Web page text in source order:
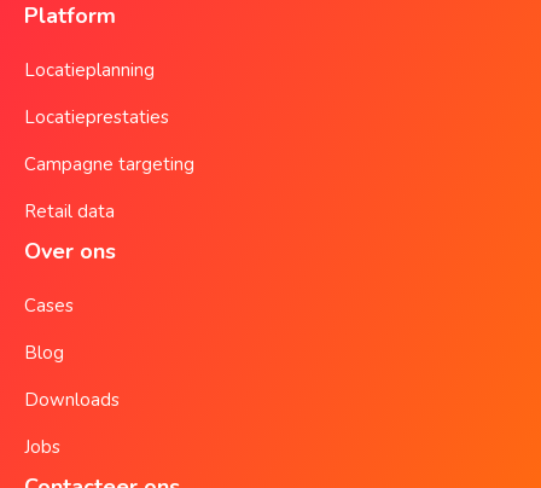
Platform
Locatieplanning
Locatieprestaties
Campagne targeting
Retail data
Over ons
Cases
Blog
Downloads
Jobs